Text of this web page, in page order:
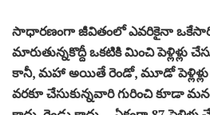
సాధారణంగా జీవితంలో ఎవరికైనా ఒకేసారి
మారుతున్నకొద్దీ ఒకటికి మించి పెళ్లిళ్లు
కానీ, మహా అయితే రెండో, మూడో పెళ్లిళ్లు
వరకూ చేసుకున్నవారి గురించి కూడా